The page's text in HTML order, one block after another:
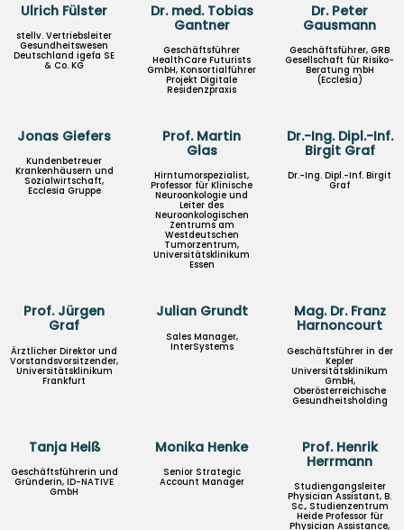
Ulrich Fülster
stellv. Vertriebsleiter
Gesundheitswesen
Deutschland igefa SE
& Co. KG
Dr. med. Tobias
Gantner
Geschäftsführer
HealthCare Futurists
GmbH, Konsortialführer
Projekt Digitale
Residenzpraxis
Dr. Peter
Gausmann
Geschäftsführer, GRB
Gesellschaft für Risiko-
Beratung mbH
(Ecclesia)
Jonas Giefers
Kundenbetreuer
Krankenhäusern und
Sozialwirtschaft,
Ecclesia Gruppe
Prof. Martin
Glas
Hirntumorspezialist,
Professor für Klinische
Neuroonkologie und
Leiter des
Neuroonkologischen
Zentrums am
Westdeutschen
Tumorzentrum,
Universitätsklinikum
Essen
Dr.-Ing. Dipl.-Inf.
Birgit Graf
Dr.-Ing. Dipl.-Inf. Birgit
Graf
Prof. Jürgen
Graf
Ärztlicher Direktor und
Vorstandsvorsitzender,
Universitätsklinikum
Frankfurt
Julian Grundt
Sales Manager,
InterSystems
Mag. Dr. Franz
Harnoncourt
Geschäftsführer in der
Kepler
Universitätsklinikum
GmbH,
Oberösterreichische
Gesundheitsholding
Tanja Heiß
Geschäftsführerin und
Gründerin, ID-NATIVE
GmbH
Monika Henke
Senior Strategic
Account Manager
Prof. Henrik
Herrmann
Studiengangsleiter
Physician Assistant, B.
Sc., Studienzentrum
Heide Professor für
Physician Assistance,